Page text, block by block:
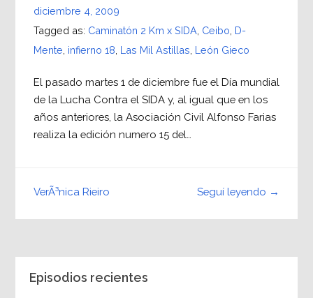
diciembre 4, 2009
Tagged as: Caminatón 2 Km x SIDA Ceibo D-
Mente infierno 18 Las Mil Astillas León Gieco
El pasado martes 1 de diciembre fue el Día mundial
de la Lucha Contra el SIDA y, al igual que en los
años anteriores, la Asociación Civil Alfonso Farias
realiza la edición numero 15 del…
Seguí leyendo →
VerÃ³nica Rieiro
Episodios recientes